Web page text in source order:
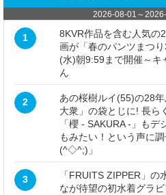
2026-08-01 ～
1
8KVR作品を含む人気の
画が「春のパンツまつ
(水)朝9:59まで開催～キ
ん
2
あの桜樹ルイ(55)の28
大衆」の袋とじに! 長ら
「櫻 - SAKURA -」も
もみたい！という声に
(^◇^;)」
3
「FRUITS ZIPPER」の
なが待望の初水着グラ